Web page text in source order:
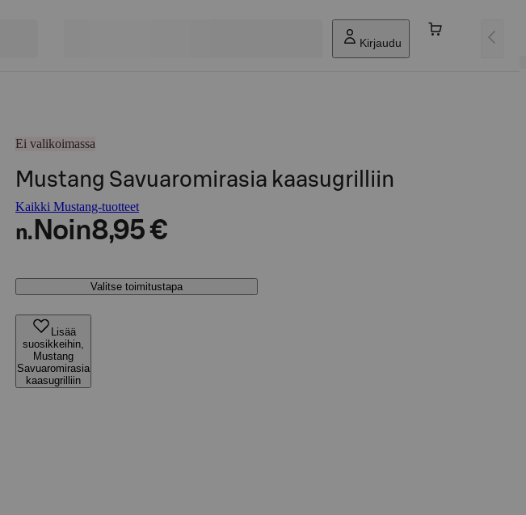
Kirjaudu
Ei valikoimassa
Mustang Savuaromirasia kaasugrilliin
Kaikki Mustang-tuotteet
n. Noin8,95 €
Valitse toimitustapa
Lisää
suosikkeihin,
Mustang
Savuaromirasia
kaasugrilliin